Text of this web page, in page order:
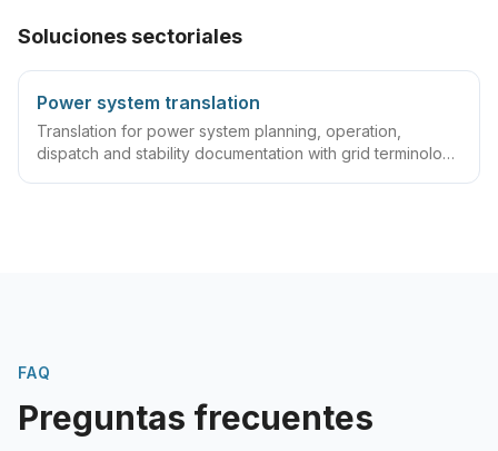
Soluciones sectoriales
Power system translation
Translation for power system planning, operation,
dispatch and stability documentation with grid terminology
FAQ
Preguntas frecuentes